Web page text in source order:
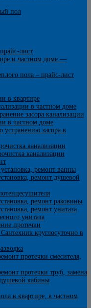
пол
лист
и частном доме —
пола – прайс-лист
в квартире
в частном доме
засора канализации
в частном доме
устранению засора в
канализации
канализации
ремонт ванны
ремонт душевой
ремонт раковины
ремонт унитаза
унитаза
протечки
круглосуточно в
протечки смесителя,
протечки труб, замена
кабины
в квартире, в частном